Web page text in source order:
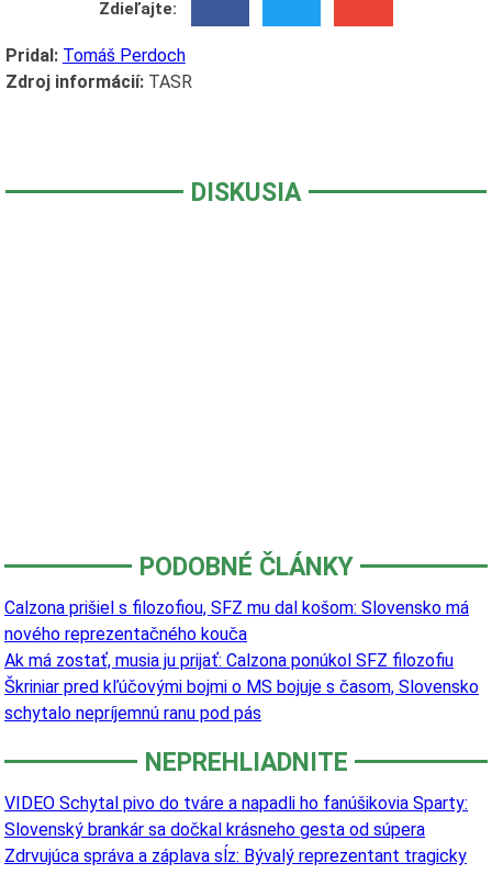
Zdieľajte:
Pridal: Tomáš Perdoch
Zdroj informácií:TASR
DISKUSIA
PODOBNÉ ČLÁNKY
Calzona prišiel s filozofiou, SFZ mu dal košom: Slovensko má
nového reprezentačného kouča
Ak má zostať, musia ju prijať: Calzona ponúkol SFZ filozofiu
Škriniar pred kľúčovými bojmi o MS bojuje s časom, Slovensko
schytalo nepríjemnú ranu pod pás
NEPREHLIADNITE
VIDEO Schytal pivo do tváre a napadli ho fanúšikovia Sparty:
Slovenský brankár sa dočkal krásneho gesta od súpera
Zdrvujúca správa a záplava sĺz: Bývalý reprezentant tragicky